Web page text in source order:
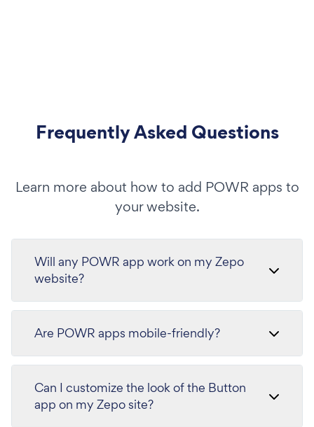
Frequently Asked Questions
Learn more about how to add POWR apps to
your website.
Will any POWR app work on my Zepo
website?
Are POWR apps mobile-friendly?
Can I customize the look of the Button
app on my Zepo site?